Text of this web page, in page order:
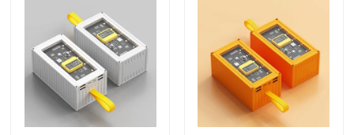
TENTANG KAMI
Tur Pabrik
Kontrol kualitas